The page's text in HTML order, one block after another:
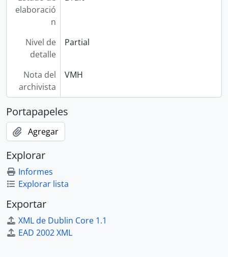
elaboració
n
Nivel de
detalle
Partial
Nota del
archivista
VMH
Portapapeles
Agregar
Explorar
Informes
Explorar lista
Exportar
XML de Dublin Core 1.1
EAD 2002 XML